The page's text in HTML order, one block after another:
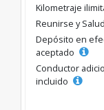
Kilometraje
Reunirse y
Depósito en
aceptado
Conductor
incluido